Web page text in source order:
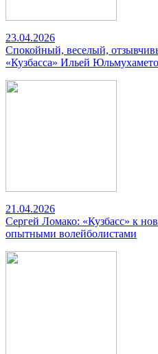
23.04.2026
Спокойный, веселый,
«Кузбасса» Ильей
21.04.2026
Сергей Ломако: «Кузбасс» к
опытными волейболистами